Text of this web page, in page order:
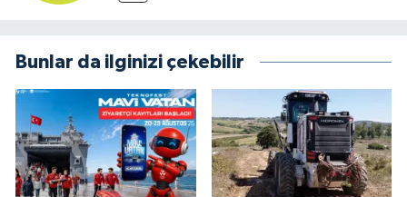
Bunlar da ilginizi çekebilir